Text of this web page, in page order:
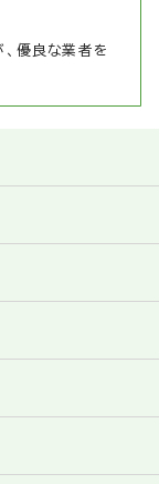
優良な業者を